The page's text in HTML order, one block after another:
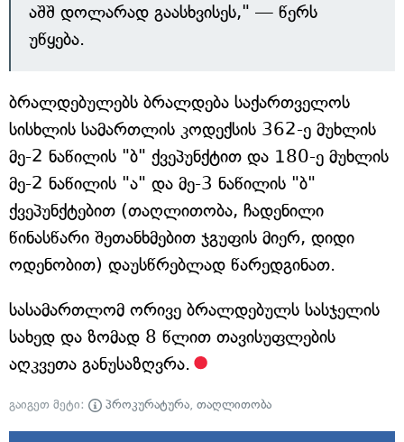
აშშ დოლარად გაასხვისეს," — წერს
უწყება.
ბრალდებულებს ბრალდება საქართველოს
სისხლის სამართლის კოდექსის 362-ე მუხლის
მე-2 ნაწილის "ბ" ქვეპუნქტით და 180-ე მუხლის
მე-2 ნაწილის "ა" და მე-3 ნაწილის "ბ"
ქვეპუნქტებით (თაღლითობა, ჩადენილი
წინასწარი შეთანხმებით ჯგუფის მიერ, დიდი
ოდენობით) დაუსწრებლად წარედგინათ.
სასამართლომ ორივე ბრალდებულს სასჯელის
სახედ და ზომად 8 წლით თავისუფლების
აღკვეთა განუსაზღვრა.
გაიგეთ მეტი: პროკურატურა, თაღლითობა